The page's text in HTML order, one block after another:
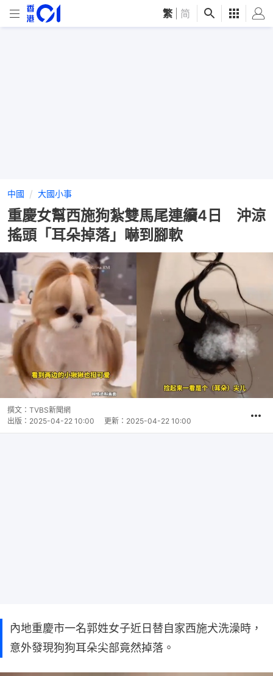
繁 简
中國 大國小事
重慶女幫西施狗紮雙馬尾連續4日 沖涼
搖頭「耳朵掉落」嚇到腳軟
撰文： TVBS新聞網
出版： 2025-04-22 10:00 更新： 2025-04-22 10:00
內地重慶市一名郭姓女子近日替自家西施犬洗澡時，
意外發現狗狗耳朵尖部竟然掉落。